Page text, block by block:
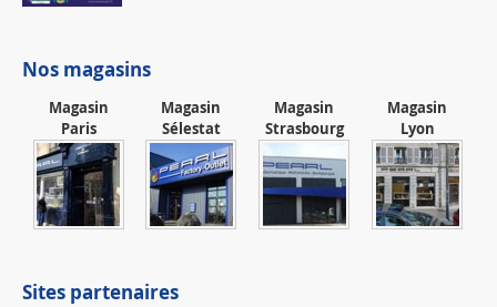
Nos magasins
Magasin
Paris
Magasin
Sélestat
Magasin
Strasbourg
Magasin
Lyon
Sites partenaires